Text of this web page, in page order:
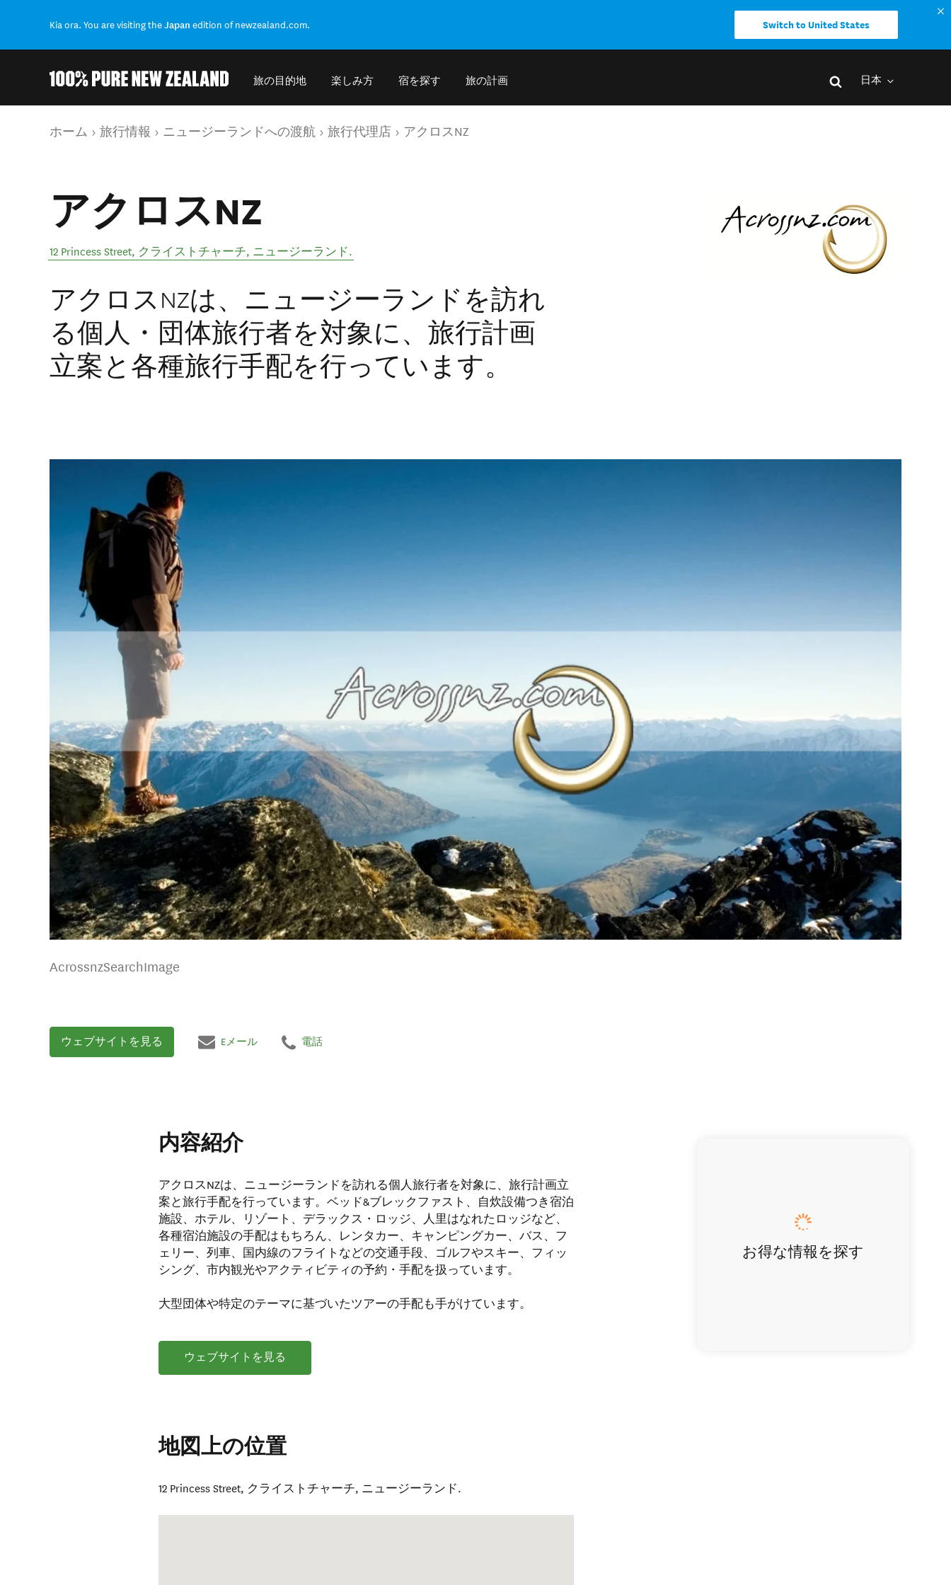
Kia ora. You are visiting theJapan edition of newzealand.com. Switch to United States
旅の目的地 楽しみ方 宿を探す 旅の計画 日本
現在のページ
ホーム 旅行情報 ニュージーランドへの渡航 旅行代理店 アクロスNZ
アクロスNZ
12 Princess Street, クライストチャーチ, ニュージーランド.
アクロスNZは、ニュージーランドを訪れ
る個人・団体旅行者を対象に、旅行計画
立案と各種旅行手配を行っています。
AcrossnzSearchImage
ウェブサイトを見る Eメール 電話
内容紹介
アクロスNZは、ニュージーランドを訪れる個人旅行者を対象に、旅行計画立
案と旅行手配を行っています。ベッド&ブレックファスト、自炊設備つき宿泊
施設、ホテル、リゾート、デラックス・ロッジ、人里はなれたロッジなど、
各種宿泊施設の手配はもちろん、レンタカー、キャンピングカー、バス、フ
ェリー、列車、国内線のフライトなどの交通手段、ゴルフやスキー、フィッ
シング、市内観光やアクティビティの予約・手配を扱っています。
大型団体や特定のテーマに基づいたツアーの手配も手がけています。
ウェブサイトを見る
地図上の位置
12 Princess Street, クライストチャーチ, ニュージーランド.
お得な情報を探す